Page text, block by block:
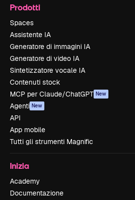
Prodotti
Spaces
Assistente IA
Generatore di immagini IA
Generatore di video IA
Sintetizzatore vocale IA
Contenuti stock
MCP per Claude/ChatGPT New
Agenti New
API
App mobile
Tutti gli strumenti Magnific
Inizia
Academy
Documentazione